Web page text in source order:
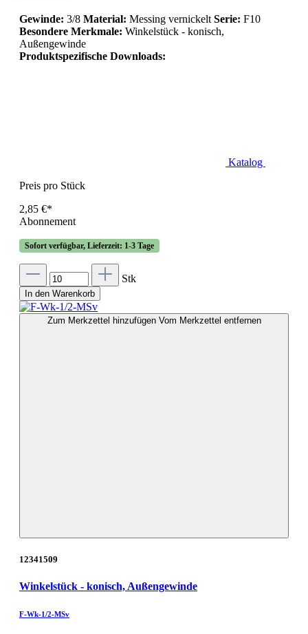
Gewinde: 3/8 Material: Messing vernickelt Serie: F10
Besondere Merkmale: Winkelstück - konisch,
Außengewinde
Produktspezifische Downloads:
Katalog
Preis pro Stück
2,85 €*
Abonnement
Sofort verfügbar, Lieferzeit: 1-3 Tage
Stk
In den Warenkorb
Zum Merkzettel hinzufügen Vom Merkzettel entfernen
12341509
Winkelstück - konisch, Außengewinde
F-Wk-1/2-MSv